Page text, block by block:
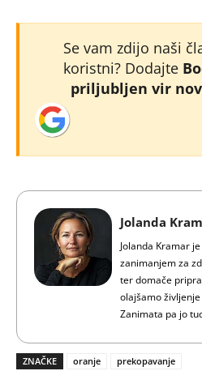
Se vam zdijo naši
koristni? Dodajte
priljubljen vir
Jolanda
Jolanda Kramar
zanimanjem za
ter domače
olajšamo
Zanimata pa jo
ZNAČKE oranje prekopavanje